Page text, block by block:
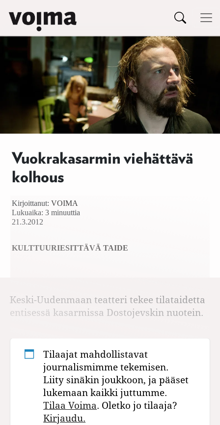
Siirry sisältöön
Päävalikko
Vuokrakasarmin viehättävä
kolhous
21.3.2012
Kirjoittanut: VOIMA
Lukuaika: 3 minuuttia
KULTTUURIESITTÄVÄ TAIDE
Keski-Uudenmaan teatteri tekee tilataidetta
entisessä kasarmissa Dostojevskin nuotein.
Tilaajat mahdollistavat
journalismimme tekemisen.
Liity sinäkin joukkoon, ja pääset
lukemaan kaikki juttumme.
Tilaa Voima. Oletko jo tilaaja?
Kirjaudu.